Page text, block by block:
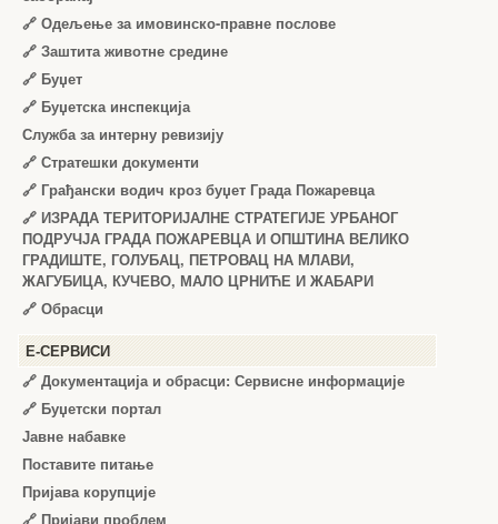
🔗 Одељење за имовинско-правне послове
🔗 Заштита животне средине
🔗 Буџет
🔗 Буџетска инспекција
Служба за интерну ревизију
🔗 Стратешки документи
🔗 Грађански водич кроз буџет Града Пожаревца
🔗 ИЗРАДА ТЕРИТОРИЈАЛНЕ СТРАТЕГИЈЕ УРБАНОГ
ПОДРУЧЈА ГРАДА ПОЖАРЕВЦА И ОПШТИНА ВЕЛИКО
ГРАДИШТЕ, ГОЛУБАЦ, ПЕТРОВАЦ НА МЛАВИ,
ЖАГУБИЦА, КУЧЕВО, МАЛО ЦРНИЋЕ И ЖАБАРИ
🔗 Обрасци
Е-СЕРВИСИ
🔗 Документација и обрасци: Сервисне информације
🔗 Буџетски портал
Јавне набавке
Поставите питање
Пријава корупције
🔗 Пријави проблем